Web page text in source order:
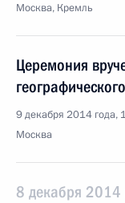
Москва, Кремль
Церемония
9 декабря 2014 года,
Москва
8 декабря 2014